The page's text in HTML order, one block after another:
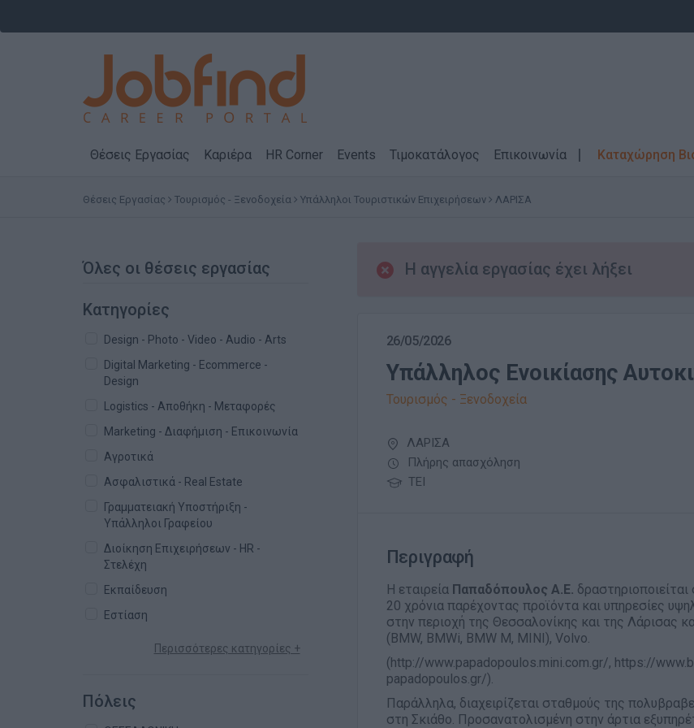
Θέσεις Εργασίας Καριέρα HR Corner Events Τιμοκατάλογος Επικοινωνία Καταχώρηση
Θέσεις Εργασίας Τουρισμός - Ξενοδοχεία Υπάλληλοι Τουριστικών Επιχειρήσεων ΛΑΡΙΣΑ
Όλες οι θέσεις εργασίας
Κατηγορίες
Design - Photo - Video - Audio - Arts
Digital Marketing - Ecommerce -
Design
Logistics - Αποθήκη - Μεταφορές
Marketing - Διαφήμιση - Επικοινωνία
Αγροτικά
Ασφαλιστικά - Real Estate
Γραμματειακή Υποστήριξη -
Υπάλληλοι Γραφείου
Διοίκηση Επιχειρήσεων - HR -
Στελέχη
Εκπαίδευση
Εστίαση
Περισσότερες κατηγορίες +
Πόλεις
Η αγγελία εργασίας έχει λήξει
26/05/2026
Υπάλληλος Ενοικίασης
Τουρισμός - Ξενοδοχεία
ΛΑΡΙΣΑ
Πλήρης απασχόληση
ΤΕΙ
Περιγραφή
Η εταιρεία Παπαδόπουλος Α.Ε.
20 χρόνια παρέχοντας προϊόντα και υπηρεσίες
στην περιοχή της Θεσσαλονίκης και της Λάρισας
(BMW, ΒΜWi, BMW M, MINI), Volvo.
(http://www.papadopoulos.mini.com.gr/, https://
papadopoulos.gr/).
Παράλληλα, διαχειρίζεται σταθμούς της
στη Σκιάθο. Προσανατολισμένη στην άρτια